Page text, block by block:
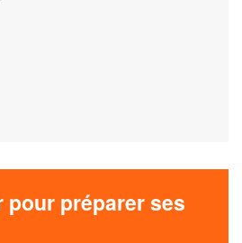
pour préparer ses